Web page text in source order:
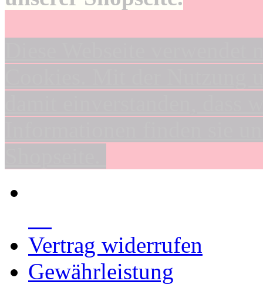
Vertrag widerrufen
Gewährleistung